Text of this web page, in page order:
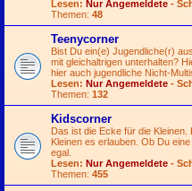
Lesen: Nur Angemeldete -
Themen: 48
Teenycorner
Bist Du ein(e) Jugendliche(r)
mit gleichaltrigen unterhalten?
hier auch jugendliche Nicht-
Lesen: Nur Angemeldete -
Themen: 132
Kidscorner
Das ist die Ecke für die
Kleinen es erlauben. Ob Du
egal.
Lesen: Nur Angemeldete -
Themen: 455